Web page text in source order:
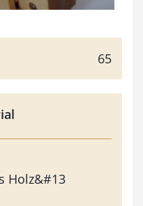
65
Holz&#13